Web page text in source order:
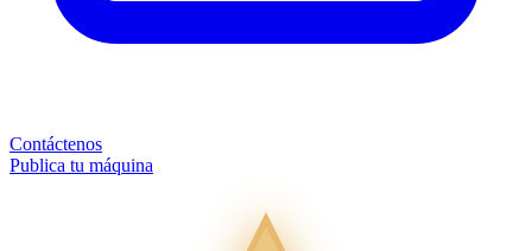
Contáctenos
Publica tu máquina